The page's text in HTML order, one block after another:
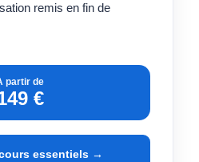
remis en fin de
partir de
€
essentiels →